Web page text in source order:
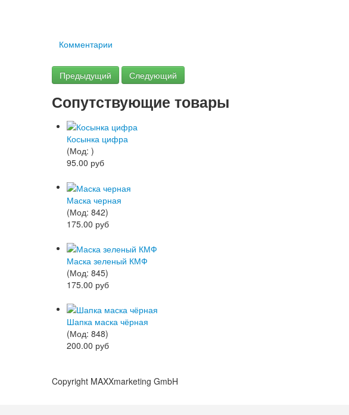
Комментарии
Предыдущий Следующий
Сопутствующие товары
Косынка цифра
(Мод: )
95.00 руб
Маска черная
(Мод: 842)
175.00 руб
Маска зеленый КМФ
(Мод: 845)
175.00 руб
Шапка маска чёрная
(Мод: 848)
200.00 руб
Copyright MAXXmarketing GmbH